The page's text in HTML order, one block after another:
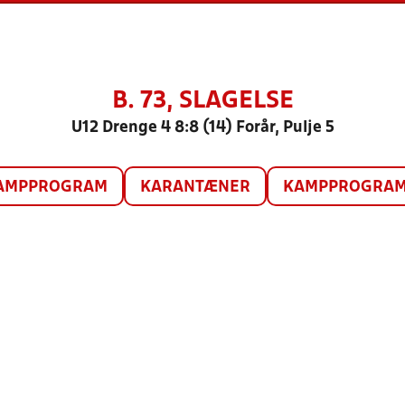
B. 73, SLAGELSE
U12 Drenge 4 8:8 (14) Forår, Pulje 5
KARANTÆNER